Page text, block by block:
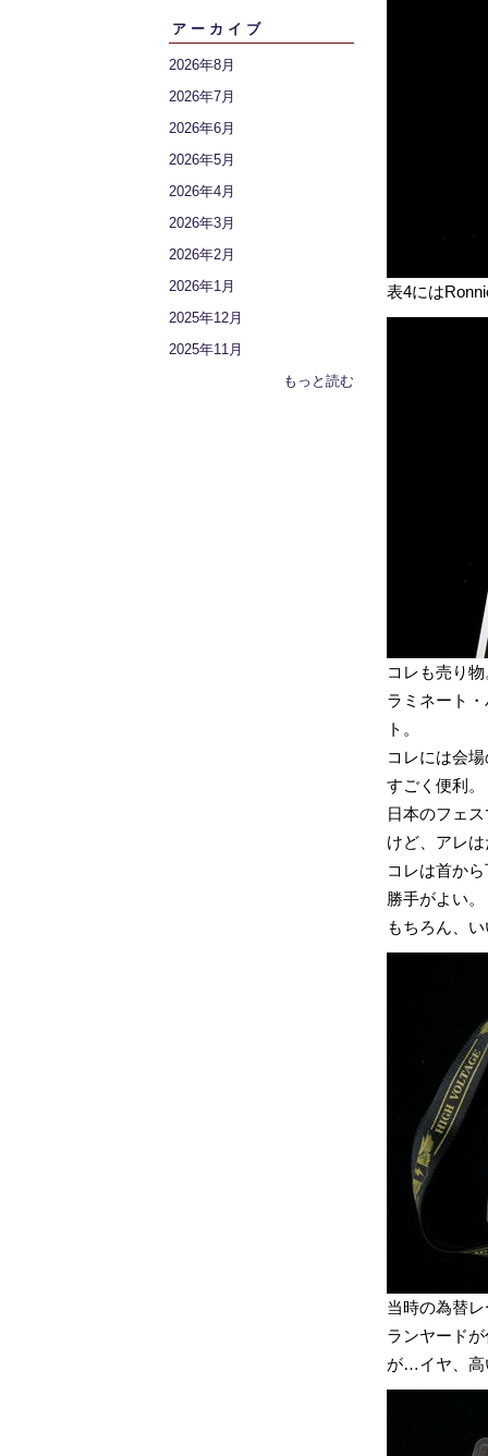
アーカイブ
2026年8月
2026年7月
2026年6月
2026年5月
2026年4月
2026年3月
2026年2月
2026年1月
2025年12月
2025年11月
もっと読む
表4には
コレも売り
ラミネート
ト。
コレには会
すごく便利。
日本のフェ
けど、アレ
コレは首か
勝手がよい。
もちろん、
当時の為替
ランヤード
が…イヤ、高